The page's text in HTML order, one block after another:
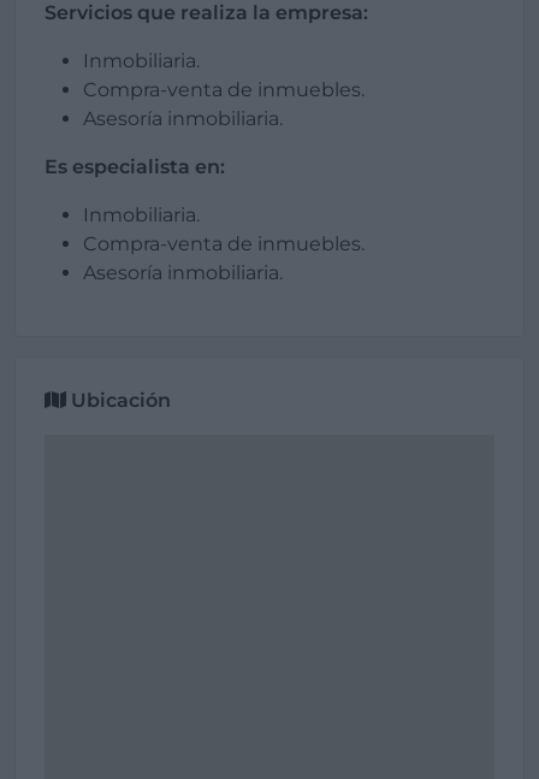
Servicios que realiza la empresa:
Inmobiliaria.
Compra-venta de inmuebles.
Asesoría inmobiliaria.
Es especialista en:
Inmobiliaria.
Compra-venta de inmuebles.
Asesoría inmobiliaria.
Ubicación